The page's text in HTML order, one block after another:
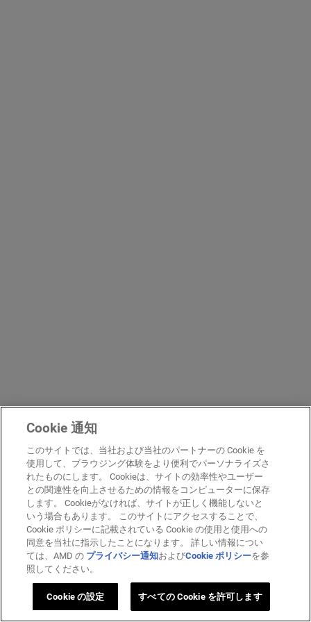
Cookie 通知
このサイトでは、当社および当社のパートナーの Cookie を
使用して、ブラウジング体験をより便利でパーソナライズさ
れたものにします。 Cookieは、サイトの効率性やユーザー
との関連性を向上させるための情報をコンピューターに保存
します。 Cookieがなければ、サイトが正しく機能しないと
いう場合もあります。 このサイトにアクセスすることで、
Cookie ポリシーに記載されている Cookie の使用と使用への
同意を当社に指示したことになります。 詳しい情報につい
ては、AMD の プライバシー通知およびCookie ポリシーを参
照してください。
Cookie の設定 すべての Cookie を許可します